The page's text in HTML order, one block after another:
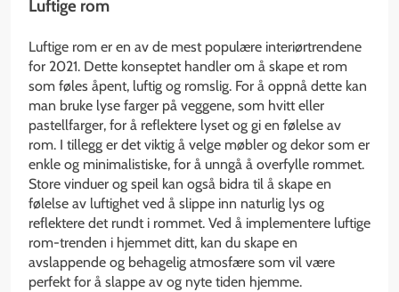
Luftige rom
Luftige rom er en av de mest populære interiørtrendene
for 2021. Dette konseptet handler om å skape et rom
som føles åpent, luftig og romslig. For å oppnå dette kan
man bruke lyse farger på veggene, som hvitt eller
pastellfarger, for å reflektere lyset og gi en følelse av
rom. I tillegg er det viktig å velge møbler og dekor som er
enkle og minimalistiske, for å unngå å overfylle rommet.
Store vinduer og speil kan også bidra til å skape en
følelse av luftighet ved å slippe inn naturlig lys og
reflektere det rundt i rommet. Ved å implementere luftige
rom-trenden i hjemmet ditt, kan du skape en
avslappende og behagelig atmosfære som vil være
perfekt for å slappe av og nyte tiden hjemme.